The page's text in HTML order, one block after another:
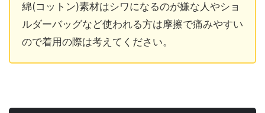
綿(コットン)素材はシワになるのが嫌な人やショ
ルダーバッグなど使われる方は摩擦で痛みやすい
ので着用の際は考えてください。